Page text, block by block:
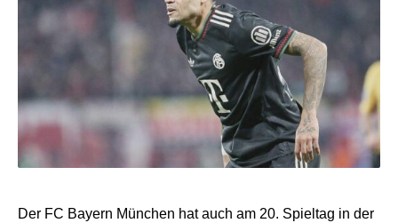
Der FC Bayern München hat auch am 20. Spieltag in der